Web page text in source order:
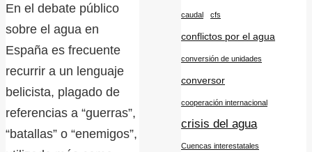
En el debate público
sobre el agua en
España es frecuente
recurrir a un lenguaje
belicista, plagado de
referencias a “guerras”,
“batallas” o “enemigos”,
caudal cfs
conflictos por el agua
conversión de unidades
conversor
cooperación internacional
crisis del agua
Cuencas interestatales